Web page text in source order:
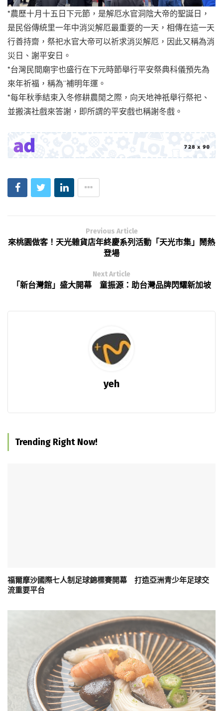
*農歷十月十五日下元節，是解厄水官洞陰大帝的聖誕日，
是民俗傳統里一年中消災解厄最重要的一天，相傳在這一天
行善持齋，祭祀水官大帝可以祈求消災解厄，因此又稱為消
災日、謝平安日。
*台灣民間廟宇也盛行在下元時節舉行平安祭典科儀預先為
來年祈福，稱為“補明年運。
*每年秋季結束入冬修耕農閒之際，向天地神祇舉行祭祀、
並搬演社戲來答謝，即所謂的平安戲也稱謝冬戲。
Previous Article
來桃園做客！天光雜貨店年終慶系列活動「天光市集」鬧熱
登場
Next Article
「新台灣館」盛大開幕 童振源：助台灣品牌閃耀新加坡
yeh
Trending Right Now!
福爾摩沙國際七人制足球錦標賽開幕 打造亞洲青少年足球交
流重要平台